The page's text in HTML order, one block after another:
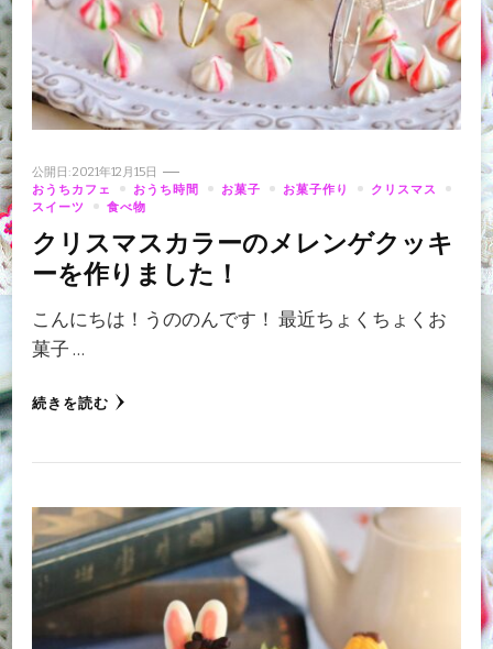
公開日:2021年12月15日
おうちカフェ
おうち時間 お菓子 お菓子作り
クリスマス
スイーツ
食べ物
クリスマスカラーのメレンゲクッキ
ーを作りました！
こんにちは！うののんです！ 最近ちょくちょくお
菓子 …
続きを読む